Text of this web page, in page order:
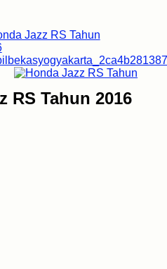
RS Tahun 2016